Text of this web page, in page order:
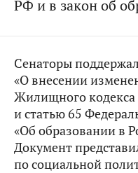
РФ и в закон об
Сенаторы
«О внесении
Жилищного кодекса
и статью 65
«Об образовании в
Документ
по социальной